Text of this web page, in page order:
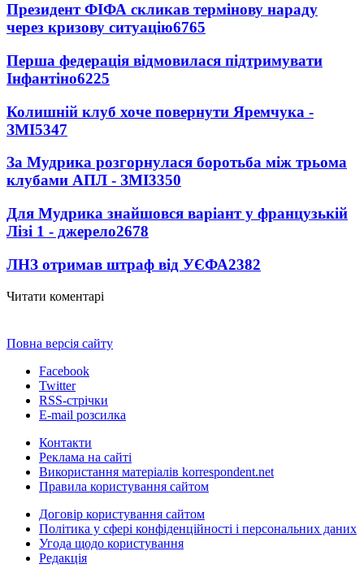
Президент ФІФА скликав термінову нараду
через кризову ситуацію6765
Перша федерація відмовилася підтримувати
Інфантіно6225
Колишній клуб хоче повернути Яремчука -
ЗМІ5347
За Мудрика розгорнулася боротьба між трьома
клубами АПЛ - ЗМІ3350
Для Мудрика знайшовся варіант у французькій
Лізі 1 - джерело2678
ЛНЗ отримав штраф від УЄФА2382
Читати коментарі
Повна версія сайту
Facebook
Twitter
RSS-стрічки
E-mail розсилка
Контакти
Реклама на сайті
Використання матеріалів korrespondent.net
Правила користування сайтом
Договір користування сайтом
Політика у сфері конфіденційності і персональних даних
Угода щодо користування
Редакція